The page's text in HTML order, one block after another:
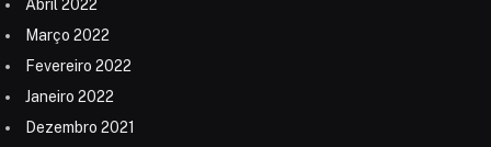
Abril 2022
Março 2022
Fevereiro 2022
Janeiro 2022
Dezembro 2021